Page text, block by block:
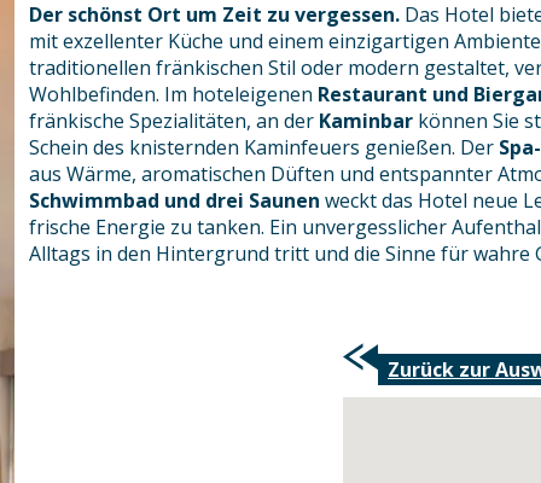
Der schönst Ort um Zeit zu vergessen. Das Hotel
mit exzellenter Küche und einem einzigartigen
traditionellen fränkischen Stil oder modern gestaltet,
Wohlbefinden. Im hoteleigenen Restaurant und
fränkische Spezialitäten, an der Kaminbar können Sie
Schein des knisternden Kaminfeuers genießen. Der
aus Wärme, aromatischen Düften und entspannter
Schwimmbad und drei Saunen weckt das Hotel neue
frische Energie zu tanken. Ein unvergesslicher
Alltags in den Hintergrund tritt und die Sinne für wahre
Zurück zur